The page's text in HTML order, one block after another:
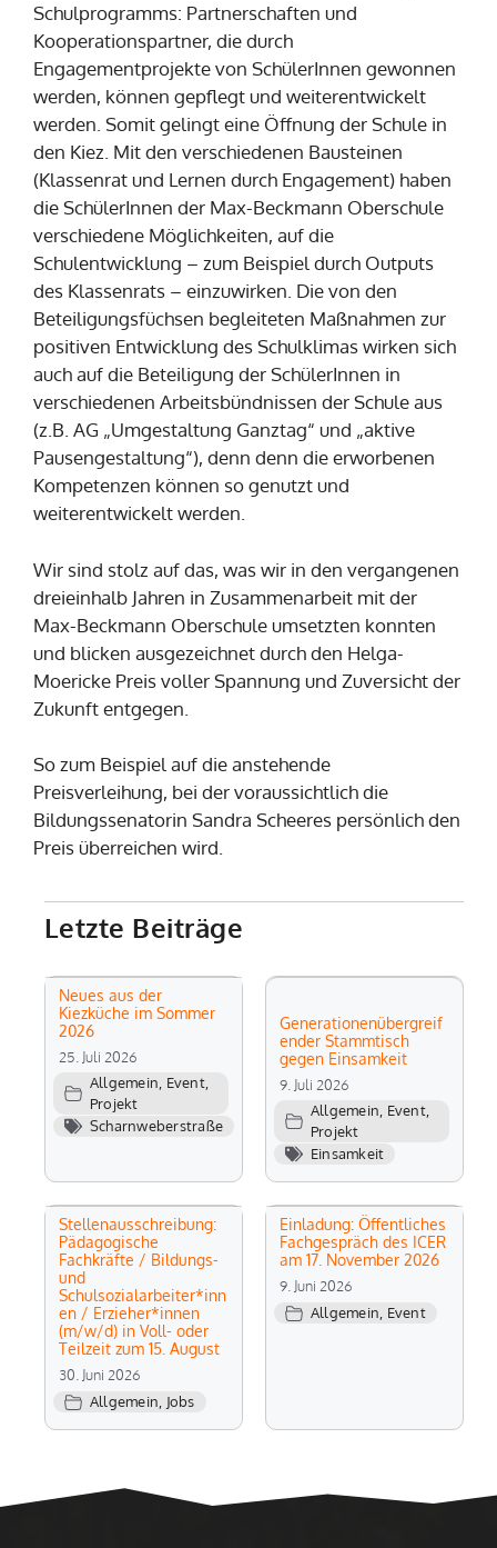
Schulprogramms: Partnerschaften und
Kooperationspartner, die durch
Engagementprojekte von SchülerInnen gewonnen
werden, können gepflegt und weiterentwickelt
werden. Somit gelingt eine Öffnung der Schule in
den Kiez. Mit den verschiedenen Bausteinen
(Klassenrat und Lernen durch Engagement) haben
die SchülerInnen der Max-Beckmann Oberschule
verschiedene Möglichkeiten, auf die
Schulentwicklung – zum Beispiel durch Outputs
des Klassenrats – einzuwirken. Die von den
Beteiligungsfüchsen begleiteten Maßnahmen zur
positiven Entwicklung des Schulklimas wirken sich
auch auf die Beteiligung der SchülerInnen in
verschiedenen Arbeitsbündnissen der Schule aus
(z.B. AG „Umgestaltung Ganztag“ und „aktive
Pausengestaltung“), denn denn die erworbenen
Kompetenzen können so genutzt und
weiterentwickelt werden.
Wir sind stolz auf das, was wir in den vergangenen
dreieinhalb Jahren in Zusammenarbeit mit der
Max-Beckmann Oberschule umsetzten konnten
und blicken ausgezeichnet durch den Helga-
Moericke Preis voller Spannung und Zuversicht der
Zukunft entgegen.
So zum Beispiel auf die anstehende
Preisverleihung, bei der voraussichtlich die
Bildungssenatorin Sandra Scheeres persönlich den
Preis überreichen wird.
Letzte Beiträge
Neues aus der
Kiezküche im Sommer
2026
25. Juli 2026
Allgemein Event,
Projekt
Scharnweberstraße
Generationenübergreif
ender Stammtisch
gegen Einsamkeit
9. Juli 2026
Allgemein Event,
Projekt
Einsamkeit
Stellenausschreibung:
Pädagogische
Fachkräfte / Bildungs-
und
Schulsozialarbeiter*inn
en / Erzieher*innen
(m/w/d) in Voll- oder
Teilzeit zum 15. August
30. Juni 2026
Allgemein Jobs
Einladung: Öffentliches
Fachgespräch des ICER
am 17. November 2026
9. Juni 2026
Allgemein Event